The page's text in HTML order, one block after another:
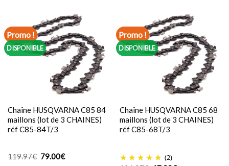
349.00€.299.00€.
Promo !
DISPONIBLE
Chaîne HUSQVARNA C85 84
maillons (lot de 3 CHAINES)
réf C85-84T/3
119.97€ Le
prix
79.00€Le
prix
Promo !
DISPONIBLE
Chaîne HUSQVARNA C85 68
maillons (lot de 3 CHAINES)
réf C85-68T/3
(2)